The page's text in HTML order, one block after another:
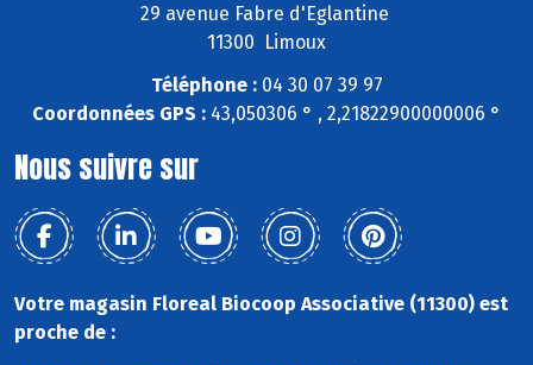
29 avenue Fabre d'Eglantine
11300 Limoux
Téléphone :04 30 07 39 97
Coordonnées GPS : 43,050306 ° , 2,21822900000006 °
Nous suivre sur
Votre magasin Floreal Biocoop Associative (11300) est
proche de :